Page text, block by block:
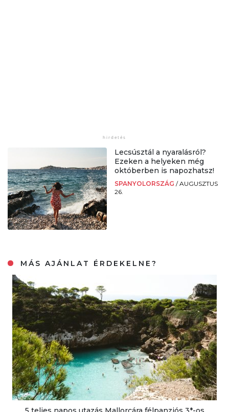
Lecsúsztál a nyaralásról?
Ezeken a helyeken még
októberben is napozhatsz!
SPANYOLORSZÁG /AUGUSZTUS
26.
MÁS AJÁNLAT ÉRDEKELNE?